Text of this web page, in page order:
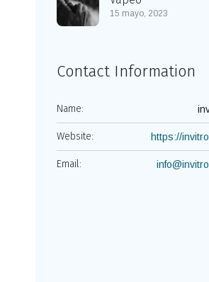
15 mayo, 2023
Contact Information
Name:
Website: https://
Email: